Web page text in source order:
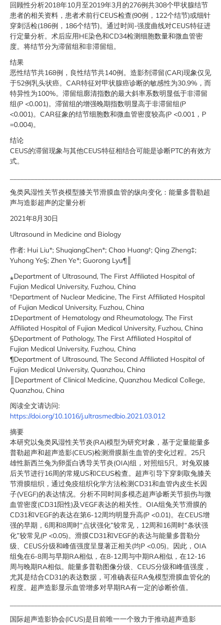
回顾性分析2018年10月至2019年3月的276例共308个甲状腺结节
患者的相关资料，患者术前行CEUS检查(90例，122个结节)或细针
穿刺活检(186例，186个结节)。通过时间-强度曲线对CEUS特征进
行定量分析。术后应用HE染色和CD34检测细胞数量和微血管密
度。将结节分为滞留组和非滞留组。
结果
恶性结节共168例，良性结节共140例。造影剂滞留(CAR)现象仅见
于52例乳头状癌。CAR特征对甲状腺癌诊断的敏感性为30.9%，而
特异性为100%。滞留组廓清指数的最大斜率系数明显低于非滞留
组(P <0.001)。滞留组的增强晚期指数明显高于非滞留组(P
<0.001)。CAR征象的结节细胞数和微血管密度较高(P <0.001，P
=0.004)。
结论
CEUS的滞留现象与其他CEUS特征相结合可能是诊断PTC的有效方
式。
兔类风湿性关节炎模型膝关节滑膜血管的纵向变化：能量多普勒超
声与造影超声的定量分析
2021年8月30日
Ultrasound in Medicine and Biology
作者: Hui Liu*; ShuqiangChen*; Chao Huang†; Qing Zheng‡;
Yuhong Ye§; Zhen Ye*; Guorong Lyu¶║
⁎Department of Ultrasound, The First Affiliated Hospital of
Fujian Medical University, Fuzhou, China
†Department of Nuclear Medicine, The First Affiliated Hospital
of Fujian Medical University, Fuzhou, China
‡Department of Hematology and Rheumatology, The First
Affiliated Hospital of Fujian Medical University, Fuzhou, China
§Department of Pathology, The First Affiliated Hospital of
Fujian Medical University, Fuzhou, China
¶Department of Ultrasound, The Second Affiliated Hospital of
Fujian Medical University, Quanzhou, China
║Department of Clinical Medicine, Quanzhou Medical College,
Quanzhou, China
阅读全文请访问:
https://doi.org/10.1016/j.ultrasmedbio.2021.03.012
摘要
本研究以兔类风湿性关节炎(RA)模型为研究对象，基于定量能量多
普勒超声和超声造影(CEUS)检测滑膜新生血管的变化过程。25只
雄性新西兰兔为卵蛋白诱导关节炎(OIA)组，对照组5只。对兔双膝
后关节进行16周的常规US和CEUS检查。超声引导下穿刺取兔膝关
节滑膜组织，通过免疫组织化学方法检测CD31和血管内皮生长因
子(VEGF)的表达情况。分析不同时间多模态超声诊断关节损伤与微
血管密度(CD31阳性)及VEGF表达的相关性。OIA组兔关节滑膜的
CD31和VEGF的表达在第6-12周均明显升高(P <0.01)。在CEUS增
强的早期，6周和8周时“点状强化”较常见，12周和16周时“条状强
化”较常见(P <0.05)。滑膜CD31和VEGF的表达与能量多普勒分
级、CEUS分级和峰值强度呈显著正相关(均P <0.05)。因此，OIA
组兔在6-8周与早期RA相似，在8-12周与中期RA相似，在12-16
周与晚期RA相似。能量多普勒图像分级、CEUS分级和峰值强度，
尤其是结合CD31的表达数据，可准确表征RA兔模型滑膜血管化的
程度。超声造影显示血管增多对早期RA有一定的诊断价值。
国际超声造影协会(ICUS)是目前唯一一个致力于推动超声造影